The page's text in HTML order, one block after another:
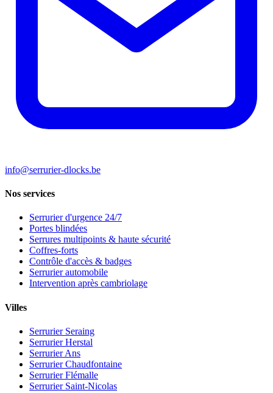
info@serrurier-dlocks.be
Nos services
Serrurier d'urgence 24/7
Portes blindées
Serrures multipoints & haute sécurité
Coffres-forts
Contrôle d'accès & badges
Serrurier automobile
Intervention après cambriolage
Villes
Serrurier Seraing
Serrurier Herstal
Serrurier Ans
Serrurier Chaudfontaine
Serrurier Flémalle
Serrurier Saint-Nicolas